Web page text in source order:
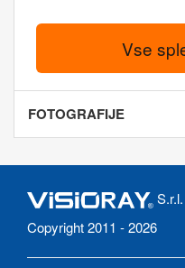
Vse
FOTOGRAFIJE
S.r.l.
Copyright 2011 - 2026